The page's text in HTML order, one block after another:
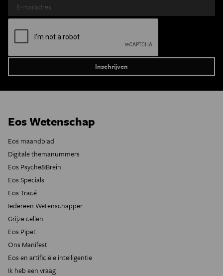
Eos Wetenschap
Eos maandblad
Digitale themanummers
Eos Psyche&Brein
Eos Specials
Eos Tracé
Iedereen Wetenschapper
Grijze cellen
Eos Pipet
Ons Manifest
Eos en artificiële intelligentie
Ik heb een vraag